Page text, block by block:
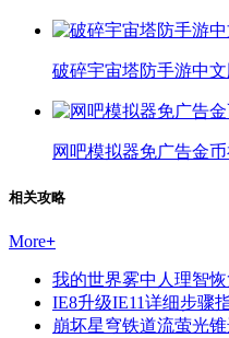
破碎宇宙塔防手游中
网吧模拟器免广告金
相关攻略
More+
我的世界雾中人理智
IE8升级IE11详细步骤
崩坏星穹铁道流萤光